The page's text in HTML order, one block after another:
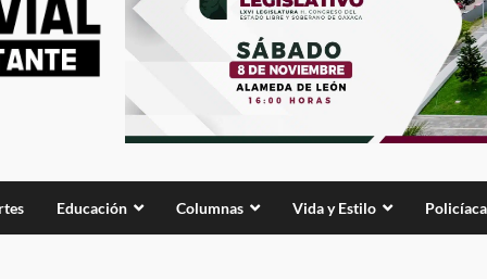
Educación Columnas Vida y Estilo Policíaca